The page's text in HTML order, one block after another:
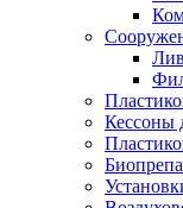
Кессоны